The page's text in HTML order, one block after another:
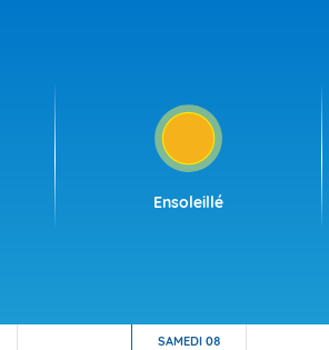
Ensoleillé
SAMEDI 08